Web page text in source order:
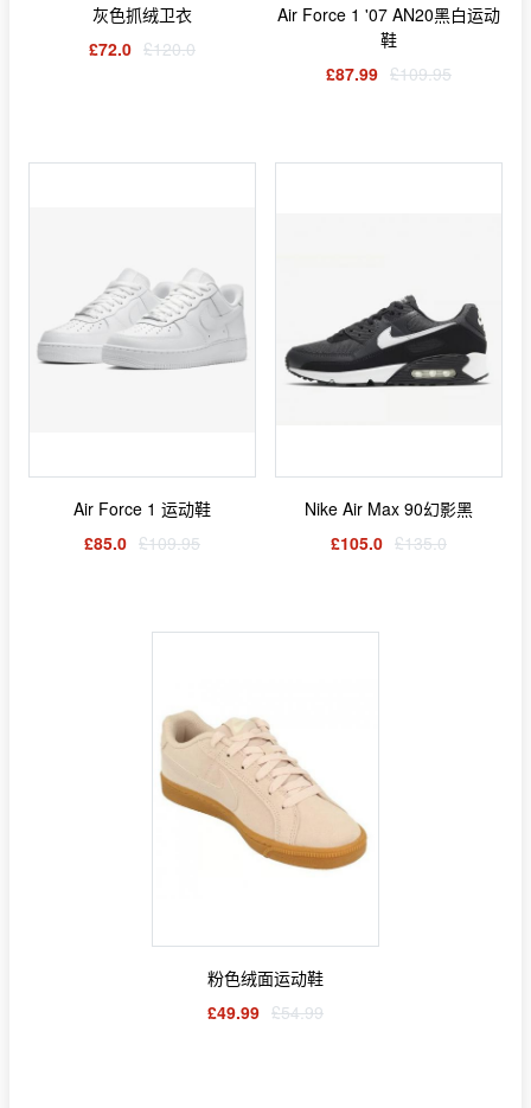
灰色抓绒卫衣
£72.0 £120.0
Air Force 1 '07 AN20黑白运动
鞋
£87.99 £109.95
Air Force 1 运动鞋
£85.0 £109.95
Nike Air Max 90幻影黑
£105.0 £135.0
粉色绒面运动鞋
£49.99 £54.99